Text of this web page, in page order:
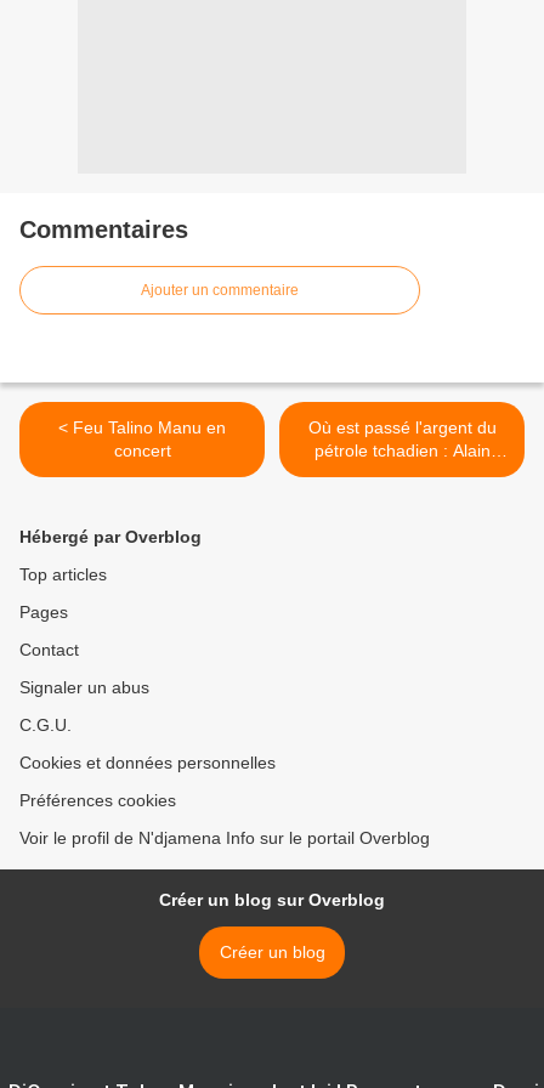
Commentaires
Ajouter un commentaire
< Feu Talino Manu en
concert
Où est passé l'argent du
pétrole tchadien : Alain
Foka Vs Adoum Younousmi
Hébergé par Overblog
Top articles
Pages
Contact
Signaler un abus
C.G.U.
Cookies et données personnelles
Préférences cookies
Voir le profil de N'djamena Info sur le portail Overblog
Créer un blog sur Overblog
Créer un blog